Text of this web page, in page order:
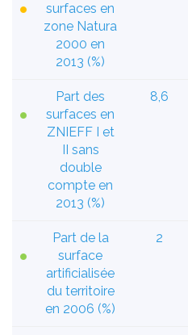
surfaces en
zone Natura
2000 en
2013 (%)
Part des
surfaces en
ZNIEFF I et
II sans
double
compte en
2013 (%)
8,6
Part de la
surface
artificialisée
du territoire
en 2006 (%)
2